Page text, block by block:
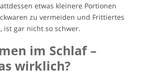
etwas kleinere Portionen
zu vermeiden und Frittiertes
ist gar nicht so schwer.
im Schlaf –
wirklich?